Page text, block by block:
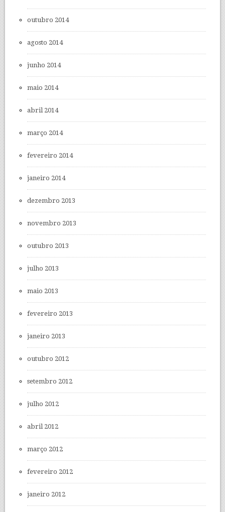
outubro 2014
agosto 2014
junho 2014
maio 2014
abril 2014
março 2014
fevereiro 2014
janeiro 2014
dezembro 2013
novembro 2013
outubro 2013
julho 2013
maio 2013
fevereiro 2013
janeiro 2013
outubro 2012
setembro 2012
julho 2012
abril 2012
março 2012
fevereiro 2012
janeiro 2012